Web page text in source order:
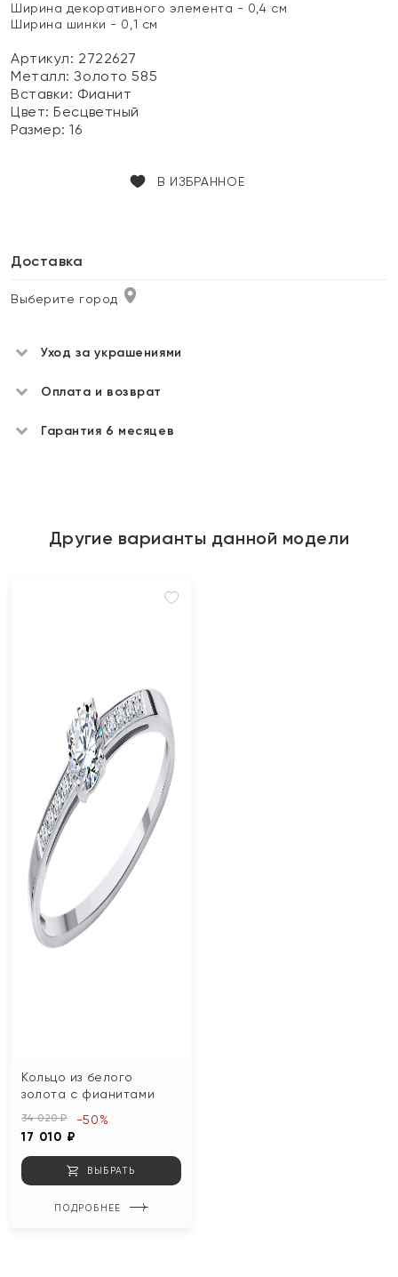
Ширина декоративного элемента - 0,4 см
Ширина шинки - 0,1 см
Артикул: 2722627
Металл:Золото 585
Вставки: Фианит
Цвет:Бесцветный
Размер:16
В ИЗБРАННОЕ
Доставка
Выберите город
Уход за украшениями
Оплата и возврат
Гарантия 6 месяцев
Другие варианты данной модели
Кольцо из белого
золота с фианитами
34 020 ₽
17 010 ₽
-50%
ВЫБРАТЬ
ПОДРОБНЕЕ